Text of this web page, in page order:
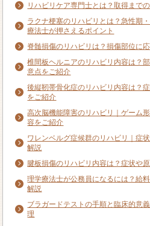
リハビリケア専門士とは？取得まで
ラクナ梗塞のリハビリとは？急性期
療法士が押さえるポイント
脊髄損傷のリハビリは？損傷部位に
椎間板ヘルニアのリハビリ内容は？
意点をご紹介
後縦靭帯骨化症のリハビリ内容は？
をご紹介
高次脳機能障害のリハビリ｜ゲーム
容をご紹介
ワレンベルグ症候群のリハビリ｜症
解説
腱板損傷のリハビリ内容は？症状や
理学療法士が公務員になるには？給
解説
ブラガードテストの手順と臨床的意
理